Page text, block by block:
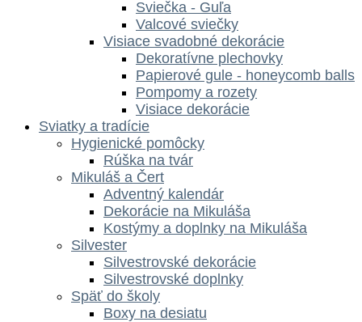
Sviečka - Guľa
Valcové sviečky
Visiace svadobné dekorácie
Dekoratívne plechovky
Papierové gule - honeycomb balls
Pompomy a rozety
Visiace dekorácie
Sviatky a tradície
Hygienické pomôcky
Rúška na tvár
Mikuláš a Čert
Adventný kalendár
Dekorácie na Mikuláša
Kostýmy a doplnky na Mikuláša
Silvester
Silvestrovské dekorácie
Silvestrovské doplnky
Späť do školy
Boxy na desiatu